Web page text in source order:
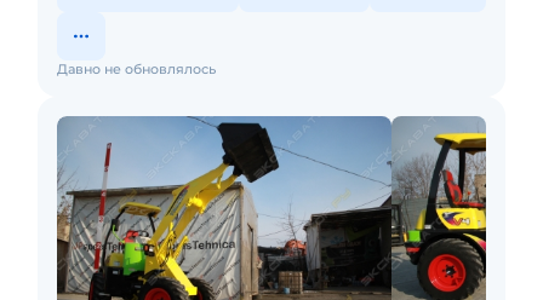
Давно не обновлялось